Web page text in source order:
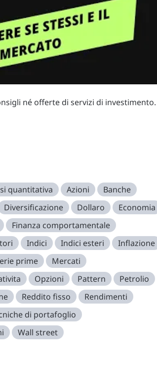
né offerte di servizi di investimento.
quantitativa Azioni
Banche
Diversificazione Dollaro
Economia
Finanza comportamentale
Indici Indici esteri
Inflazione
prime
Mercati
Opzioni Pattern
Petrolio
Reddito fisso
Rendimenti
di portafoglio
Wall street